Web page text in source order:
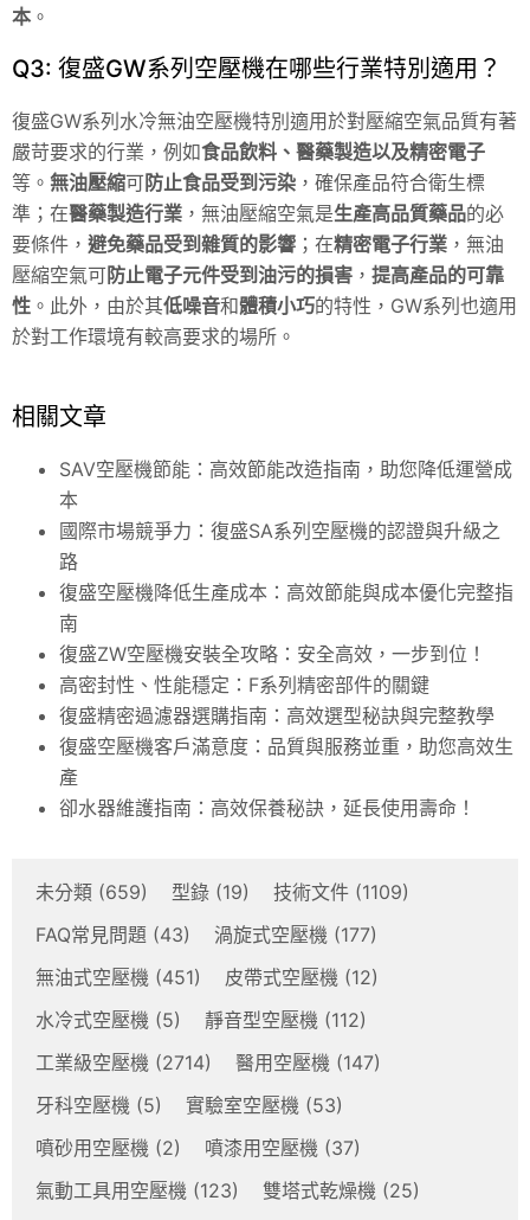
本 。
Q3: 復盛GW系列空壓機在哪些行業特別適用？
復盛GW系列水冷無油空壓機特別適用於對壓縮空氣品質有著
嚴苛要求的行業，例如食品飲料、醫藥製造以及精密電子
等。 無油壓縮可防止食品受到污染 ，確保產品符合衛生標
準；在醫藥製造行業 ，無油壓縮空氣是生產高品質藥品的必
要條件， 避免藥品受到雜質的影響 ；在精密電子行業 ，無油
壓縮空氣可防止電子元件受到油污的損害 ， 提高產品的可靠
性 。此外，由於其低噪音和體積小巧的特性，GW系列也適用
於對工作環境有較高要求的場所。
相關文章
SAV空壓機節能：高效節能改造指南，助您降低運營成
本
國際市場競爭力：復盛SA系列空壓機的認證與升級之
路
復盛空壓機降低生產成本：高效節能與成本優化完整指
南
復盛ZW空壓機安裝全攻略：安全高效，一步到位！
高密封性、性能穩定：F系列精密部件的關鍵
復盛精密過濾器選購指南：高效選型秘訣與完整教學
復盛空壓機客戶滿意度：品質與服務並重，助您高效生
產
卻水器維護指南：高效保養秘訣，延長使用壽命！
未分類 (659) 型錄 (19) 技術文件 (1109)
FAQ常見問題 (43) 渦旋式空壓機 (177)
無油式空壓機 (451) 皮帶式空壓機 (12)
水冷式空壓機 (5) 靜音型空壓機 (112)
工業級空壓機 (2714) 醫用空壓機 (147)
牙科空壓機 (5) 實驗室空壓機 (53)
噴砂用空壓機 (2) 噴漆用空壓機 (37)
氣動工具用空壓機 (123) 雙塔式乾燥機 (25)